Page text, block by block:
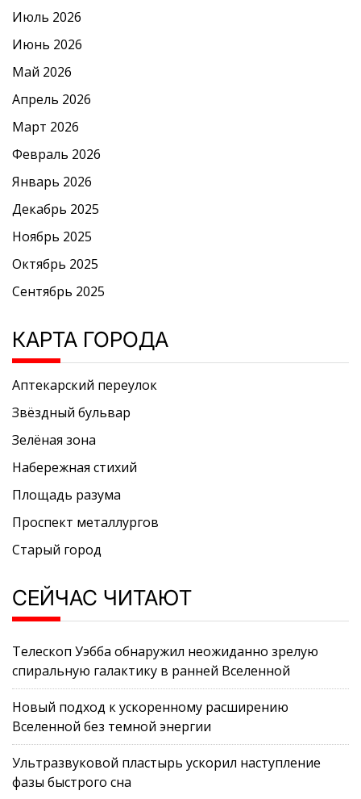
Июль 2026
Июнь 2026
Май 2026
Апрель 2026
Март 2026
Февраль 2026
Январь 2026
Декабрь 2025
Ноябрь 2025
Октябрь 2025
Сентябрь 2025
КАРТА ГОРОДА
Аптекарский переулок
Звёздный бульвар
Зелёная зона
Набережная стихий
Площадь разума
Проспект металлургов
Старый город
СЕЙЧАС ЧИТАЮТ
Телескоп Уэбба обнаружил неожиданно зрелую
спиральную галактику в ранней Вселенной
Новый подход к ускоренному расширению
Вселенной без темной энергии
Ультразвуковой пластырь ускорил наступление
фазы быстрого сна